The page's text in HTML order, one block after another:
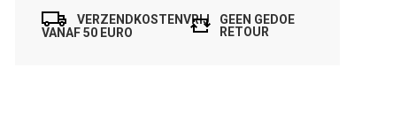
VERZENDKOSTENVRIJ
VANAF 50 EURO
GEEN GEDOE
RETOUR